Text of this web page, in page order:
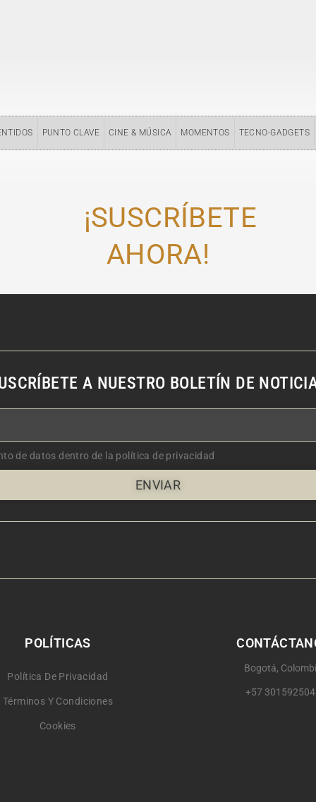
PUNTO CLAVE CINE & MÚSICA MOMENTOS TECNO-GADGETS
¡SUSCRÍBETE
AHORA!
A NUESTRO BOLETÍN DE
de datos dentro de la política de privacidad
ENVIAR
POLÍTICAS
Política De Privacidad
Términos Y Condiciones
Cookies
Bogotá,
+57